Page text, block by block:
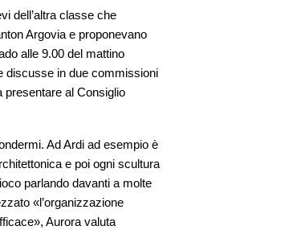
dell’altra classe che
Argovia e proponevano
alle 9.00 del mattino
discusse in due commissioni
presentare al Consiglio
Ad Ardi ad esempio è
e poi ogni scultura
parlando davanti a molte
«l’organizzazione
Aurora valuta